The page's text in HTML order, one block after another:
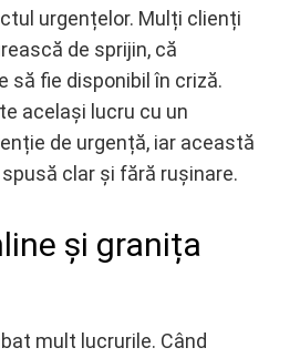
urgențelor. Mulți clienți
de sprijin, că
să fie disponibil în criză.
același lucru cu un
de urgență, iar această
clar și fără rușinare.
și granița
mult lucrurile. Când